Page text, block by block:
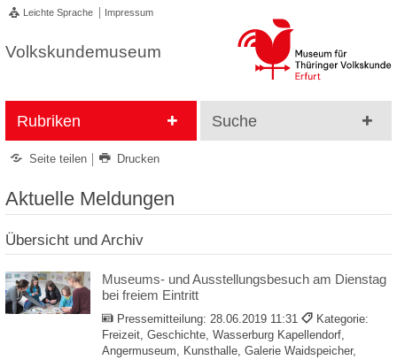
Leichte Sprache Impressum
Volkskundemuseum
Rubriken Suche
Seite teilen Drucken
Aktuelle Meldungen
Übersicht und Archiv
Museums- und Ausstellungsbesuch am Dienstag
bei freiem Eintritt
Pressemitteilung: 28.06.2019 11:31
Kategorie:
Freizeit, Geschichte, Wasserburg Kapellendorf,
Angermuseum, Kunsthalle, Galerie Waidspeicher,